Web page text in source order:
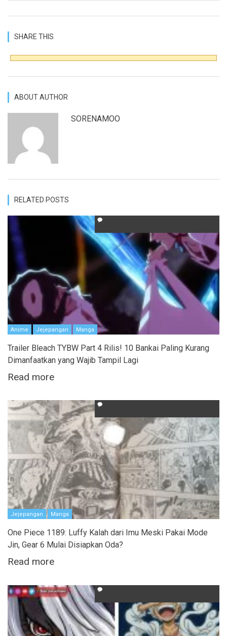
SHARE THIS
ABOUT AUTHOR
SORENAMOO
RELATED POSTS
Anime Jejepangan Manga
Trailer Bleach TYBW Part 4 Rilis! 10 Bankai Paling Kurang
Dimanfaatkan yang Wajib Tampil Lagi
Read more
Jejepangan Manga
One Piece 1189: Luffy Kalah dari Imu Meski Pakai Mode
Jin, Gear 6 Mulai Disiapkan Oda?
Read more